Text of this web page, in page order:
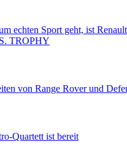
TROPHY
Quartett ist bereit